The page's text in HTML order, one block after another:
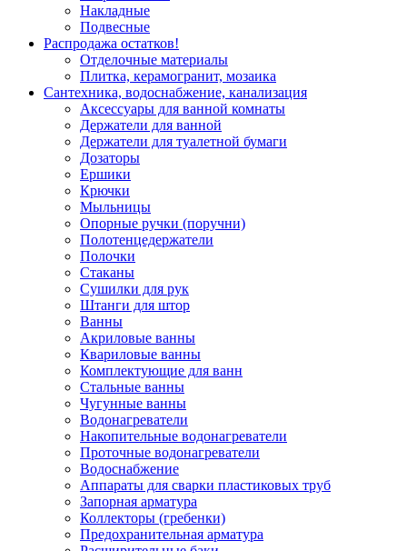
Накладные
Подвесные
Распродажа остатков!
Отделочные материалы
Плитка, керамогранит, мозаика
Сантехника, водоснабжение, канализация
Аксессуары для ванной комнаты
Держатели для ванной
Держатели для туалетной бумаги
Дозаторы
Ершики
Крючки
Мыльницы
Опорные ручки (поручни)
Полотенцедержатели
Полочки
Стаканы
Сушилки для рук
Штанги для штор
Ванны
Акриловые ванны
Квариловые ванны
Комплектующие для ванн
Стальные ванны
Чугунные ванны
Водонагреватели
Накопительные водонагреватели
Проточные водонагреватели
Водоснабжение
Аппараты для сварки пластиковых труб
Запорная арматура
Коллекторы (гребенки)
Предохранительная арматура